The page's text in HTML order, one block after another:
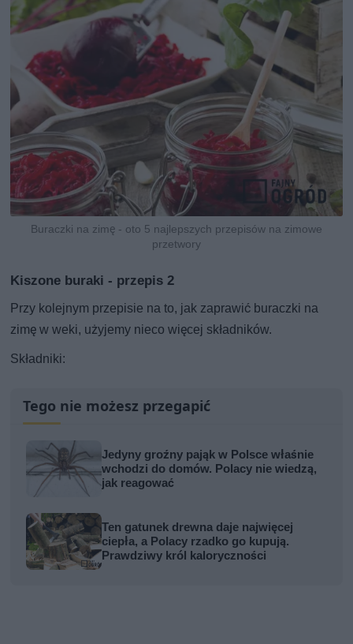
Buraczki na zimę - oto 5 najlepszych przepisów na zimowe
przetwory
Kiszone buraki - przepis 2
Przy kolejnym przepisie na to, jak zaprawić buraczki na
zimę w weki, użyjemy nieco więcej składników.
Składniki:
Tego nie możesz przegapić
Jedyny groźny pająk w Polsce właśnie
wchodzi do domów. Polacy nie wiedzą,
jak reagować
Ten gatunek drewna daje najwięcej
ciepła, a Polacy rzadko go kupują.
Prawdziwy król kaloryczności